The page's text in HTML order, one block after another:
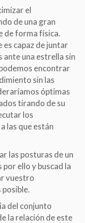
el
de una gran
de forma física.
es capaz de juntar
ante una estrella sin
encontrar
sin las
óptimas
tirando de su
los
las que están
las posturas de un
por ello y buscad la
vuestro
del conjunto
la relación de este